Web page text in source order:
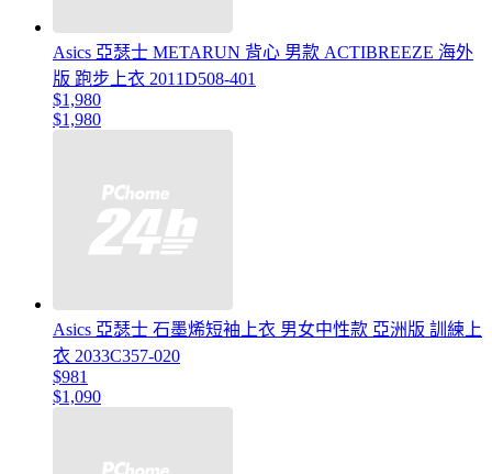
Asics 亞瑟士 METARUN 背心 男款 ACTIBREEZE 海外
版 跑步上衣 2011D508-401
$1,980
$1,980
Asics 亞瑟士 石墨烯短袖上衣 男女中性款 亞洲版 訓練上
衣 2033C357-020
$981
$1,090